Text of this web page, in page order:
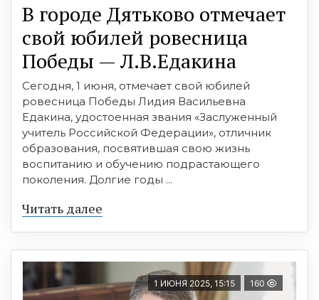
В городе Дятьково отмечает
свой юбилей ровесница
Победы — Л.В.Едакина
Сегодня, 1 июня, отмечает свой юбилей
ровесница Победы Лидия Васильевна
Едакина, удостоенная звания «Заслуженный
учитель Российской Федерации», отличник
образования, посвятившая свою жизнь
воспитанию и обучению подрастающего
поколения. Долгие годы ...
Читать далее
1 ИЮНЯ 2025, 15:15 160